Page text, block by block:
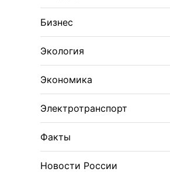
Бизнес
Экология
Экономика
Электротранспорт
Факты
Новости России